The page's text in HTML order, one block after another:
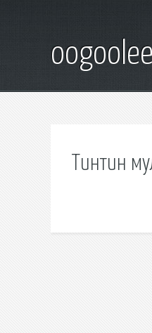
Тинтин